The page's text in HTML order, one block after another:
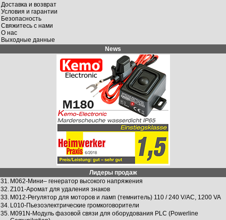
Доставка и возврат
Условия и гарантии
Безопасность
Свяжитесь с нами
О нас
Выходные данные
News
Лидеры продаж
31. M062-Мини– гeнeрaтор высокого нaпряжeния
32.Z101-Аромат для удаления знаков
33. M012-Регулятор для моторов и ламп (темнитель) 110 / 240 V/AC, 1200 VA
34. L010-Пьезоэлектрические громкоговорители
35. M091N-Модуль фaзовой связи для оборудования PLC (Powerline